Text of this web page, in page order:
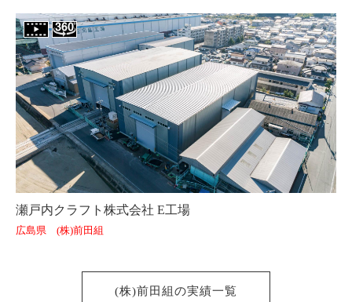
瀬戸内クラフト株式会社 E工場
広島県 (株)前田組
(株)前田組の実績一覧